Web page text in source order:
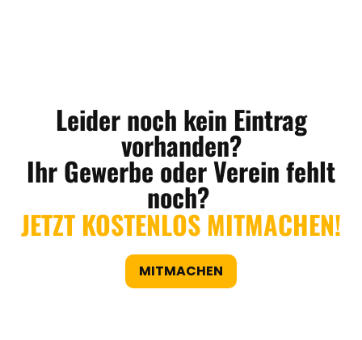
Leider noch kein Eintrag
vorhanden?
Ihr Gewerbe oder Verein fehlt
noch?
JETZT KOSTENLOS MITMACHEN!
MITMACHEN